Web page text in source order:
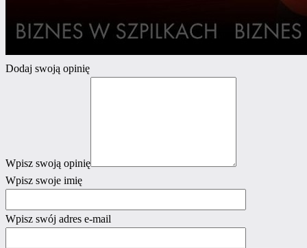
Dodaj swoją opinię
Wpisz swoją opinię
Wpisz swoje imię
Wpisz swój adres e-mail